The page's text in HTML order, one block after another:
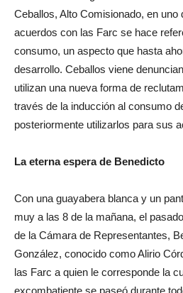
Ceballos, Alto Comisionado, en uno
acuerdos con las Farc se hace
consumo, un aspecto que hasta
desarrollo. Ceballos viene
utilizan una nueva forma de
través de la inducción al consumo
posteriormente utilizarlos para sus
La eterna espera de Benedicto
Con una guayabera blanca y un
muy a las 8 de la mañana, el
de la Cámara de Representantes,
González, conocido como Alirio
las Farc a quien le corresponde la
excombatiente se paseó durante